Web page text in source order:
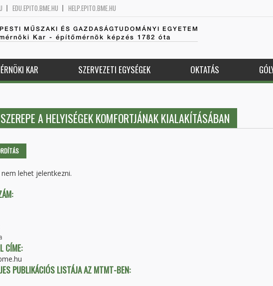
EDU.EPITO.BME.HU HELP.EPITO.BME.HU
MŰSZAKI ÉS GAZDASÁGTUDOMÁNYI EGYETEM
Kar - építőmérnök képzés 1782 óta
KAR SZERVEZETI EGYSÉGEK OKTATÁS
A HELYISÉGEK KOMFORTJÁNAK KIALAKÍTÁSÁBAN
lehet jelentkezni.
CÍME:
PUBLIKÁCIÓS LISTÁJA AZ MTMT-BEN: